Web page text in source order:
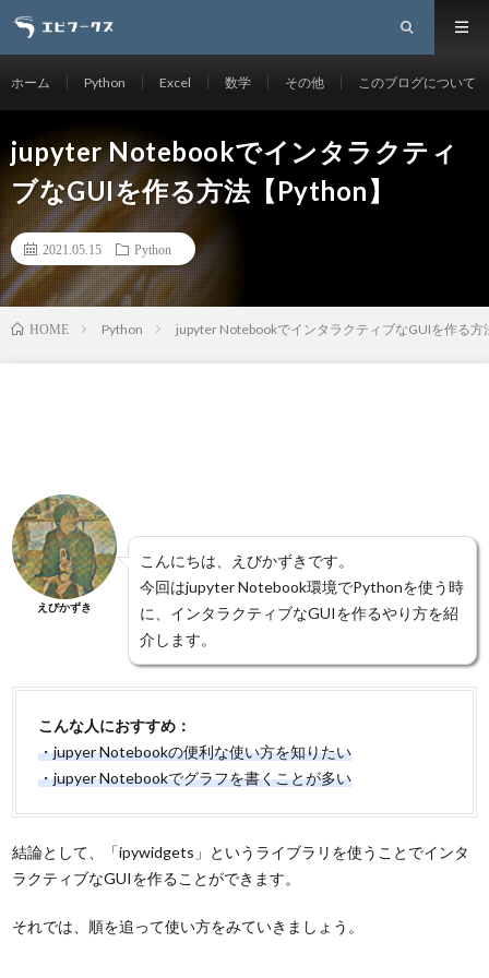
ホーム Python Excel 数学 その他 このブログについて
jupyter Notebookでインタラクティ
ブなGUIを作る方法【Python】
2021.05.15 Python
HOME Python jupyter NotebookでインタラクティブなGUIを作る方
えびかずき
こんにちは、えびかずきです。
今回はjupyter Notebook環境でPythonを使う時
に、インタラクティブなGUIを作るやり方を紹
介します。
こんな人におすすめ：
・jupyer Notebookの便利な使い方を知りたい
・jupyer Notebookでグラフを書くことが多い
結論として、「ipywidgets」というライブラリを使うことでインタ
ラクティブなGUIを作ることができます。
それでは、順を追って使い方をみていきましょう。